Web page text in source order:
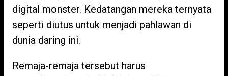
digital monster. Kedatangan mereka ternyata
seperti diutus untuk menjadi pahlawan di
dunia daring ini.
Remaja-remaja tersebut harus